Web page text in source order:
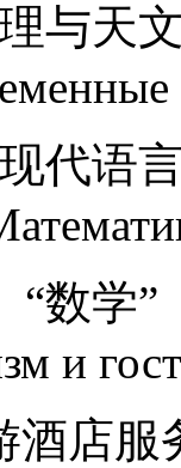
与天
代语
“数学”
и
酒店服